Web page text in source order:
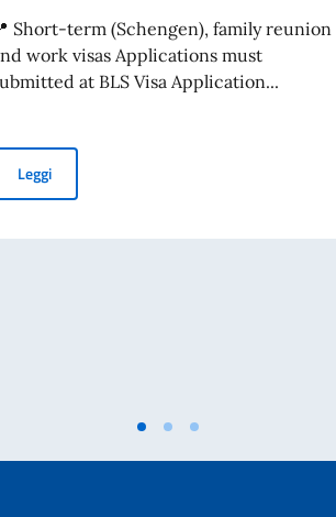
IL GIORNO DELL’UNITÀ NAZIONALE E
Short-term (Schengen), family reunion
work visas Applications must
at BLS Visa Application...
LeggiWant to apply for an Italian visa? Here's